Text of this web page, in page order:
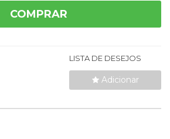
COMPRAR
LISTA DE DESEJOS
Adicionar